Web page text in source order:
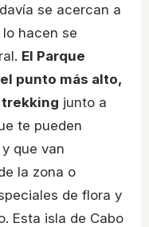
se acercan a
hacen se
El Parque
punto más alto,
junto a
te pueden
que van
la zona o
de flora y
Esta isla de Cabo